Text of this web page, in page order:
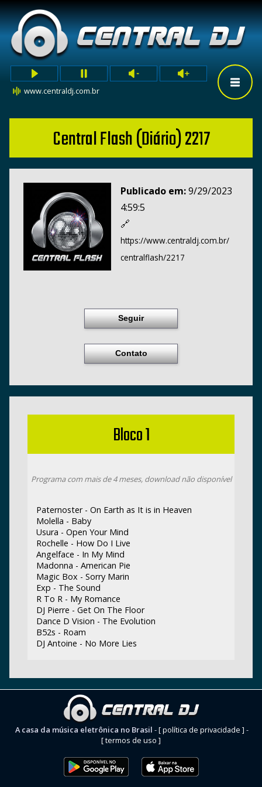
www.centraldj.com.br
Central Flash (Diário) 2217
Publicado em:9/29/2023
4:59:5
🔗
https://www.centraldj.com.br/
centralflash/2217
Seguir
Contato
Bloco 1
Programa com mais de 4 meses, download não disponível
Paternoster - On Earth as It is in Heaven
Molella - Baby
Usura - Open Your Mind
Rochelle - How Do I Live
Angelface - In My Mind
Madonna - American Pie
Magic Box - Sorry Marin
Exp - The Sound
R To R - My Romance
DJ Pierre - Get On The Floor
Dance D Vision - The Evolution
B52s - Roam
DJ Antoine - No More Lies
A casa da música eletrônica no Brasil -[ política de privacidade ] -
[ termos de uso ]